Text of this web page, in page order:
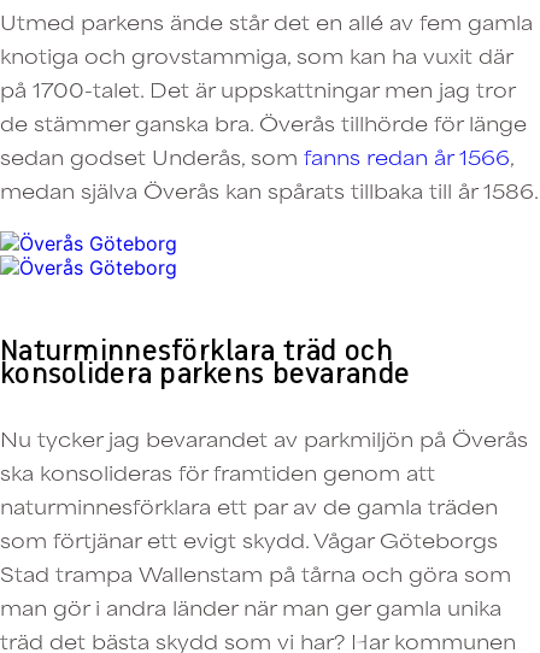
Utmed parkens ände står det en allé av fem gamla
knotiga och grovstammiga, som kan ha vuxit där
på 1700-talet. Det är uppskattningar men jag tror
de stämmer ganska bra. Överås tillhörde för länge
sedan godset Underås, som fanns redan år 1566,
medan själva Överås kan spårats tillbaka till år 1586.
Naturminnesförklara träd och
konsolidera parkens bevarande
Nu tycker jag bevarandet av parkmiljön på Överås
ska konsolideras för framtiden genom att
naturminnesförklara ett par av de gamla träden
som förtjänar ett evigt skydd. Vågar Göteborgs
Stad trampa Wallenstam på tårna och göra som
man gör i andra länder när man ger gamla unika
träd det bästa skydd som vi har? Har kommunen